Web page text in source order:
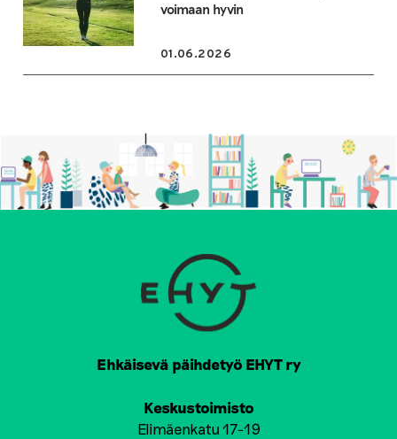
voimaan hyvin
01.06.2026
Ehkäisevä päihdetyö EHYT ry
Keskustoimisto
Elimäenkatu 17-19